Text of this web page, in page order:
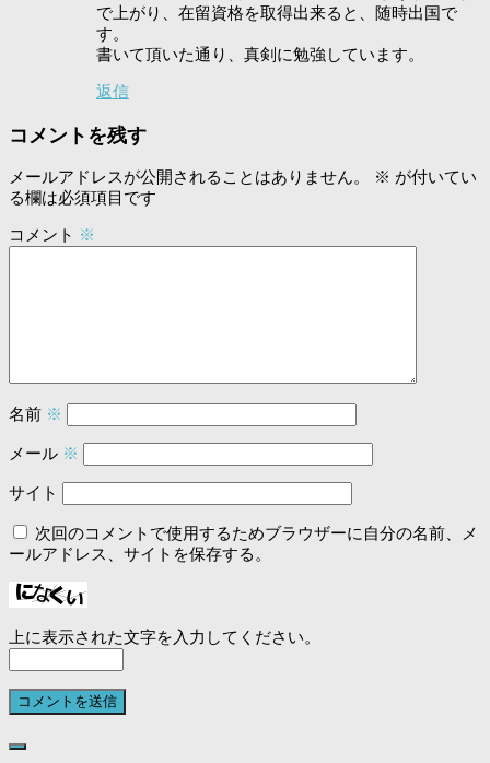
で上がり、在留資格を取得出来ると、随時出国で
す。
書いて頂いた通り、真剣に勉強しています。
返信
コメントを残す
メールアドレスが公開されることはありません。 ※ が付いてい
る欄は必須項目です
コメント ※
名前 ※
メール ※
サイト
次回のコメントで使用するためブラウザーに自分の名前、メ
ールアドレス、サイトを保存する。
上に表示された文字を入力してください。